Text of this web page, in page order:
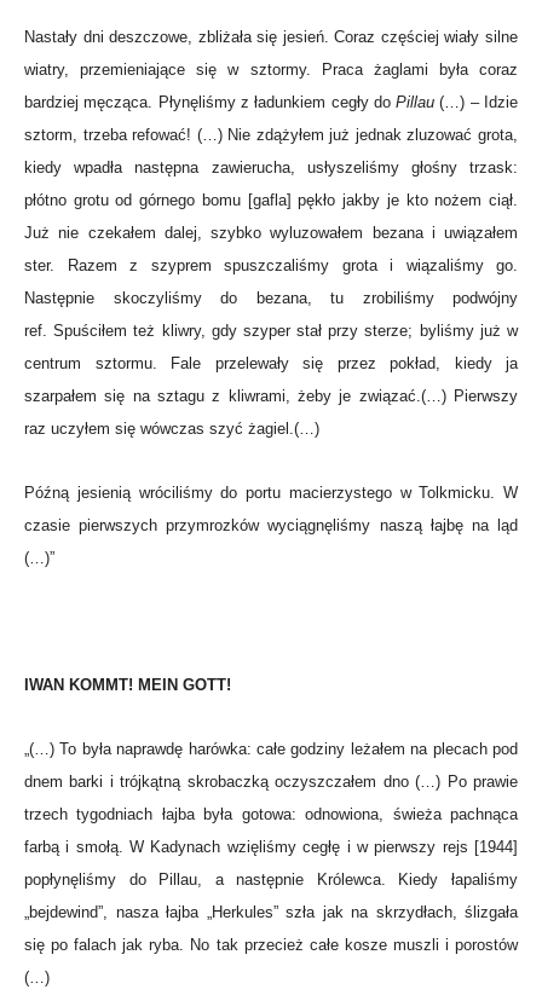
Nastały dni deszczowe, zbliżała się jesień. Coraz częściej wiały silne
wiatry, przemieniające się w sztormy. Praca żaglami była coraz
bardziej męcząca. Płynęliśmy z ładunkiem cegły doPillau (…) – Idzie
sztorm, trzeba refować! (…) Nie zdążyłem już jednak zluzować grota,
kiedy wpadła następna zawierucha, usłyszeliśmy głośny trzask:
płótno grotu od górnego bomu [gafla] pękło jakby je kto nożem ciął.
Już nie czekałem dalej, szybko wyluzowałem bezana i uwiązałem
ster. Razem z szyprem spuszczaliśmy grota i wiązaliśmy go.
Następnie skoczyliśmy do bezana, tu zrobiliśmy podwójny
ref. Spuściłem też kliwry, gdy szyper stał przy sterze; byliśmy już w
centrum sztormu. Fale przelewały się przez pokład, kiedy ja
szarpałem się na sztagu z kliwrami, żeby je związać.(…) Pierwszy
raz uczyłem się wówczas szyć żagiel.(…)
Późną jesienią wróciliśmy do portu macierzystego w Tolkmicku. W
czasie pierwszych przymrozków wyciągnęliśmy naszą łajbę na ląd
(…)”
IWAN KOMMT! MEIN GOTT!
„(…) To była naprawdę harówka: całe godziny leżałem na plecach pod
dnem barki i trójkątną skrobaczką oczyszczałem dno (…) Po prawie
trzech tygodniach łajba była gotowa: odnowiona, świeża pachnąca
farbą i smołą. W Kadynach wzięliśmy cegłę i w pierwszy rejs [1944]
popłynęliśmy do Pillau, a następnie Królewca. Kiedy łapaliśmy
„bejdewind”, nasza łajba „Herkules” szła jak na skrzydłach, ślizgała
się po falach jak ryba. No tak przecież całe kosze muszli i porostów
(…)